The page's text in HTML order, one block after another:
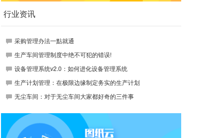
行业资讯
采购管理办法一點就通
生产车间管理制度中绝不可犯的错误!
设备管理系统v2.0：如何进化设备管理系统
生产计划管理：在极限边缘制定务实的生产计划
无尘车间：对于无尘车间大家都好奇的三件事